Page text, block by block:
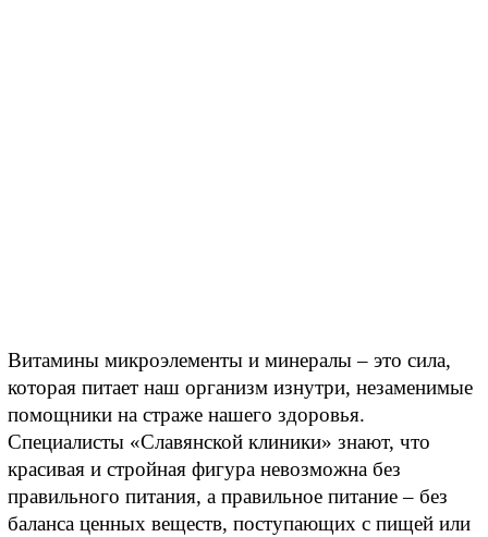
Витамины микроэлементы и минералы – это сила,
которая питает наш организм изнутри, незаменимые
помощники на страже нашего здоровья.
Специалисты «Славянской клиники» знают, что
красивая и стройная фигура невозможна без
правильного питания, а правильное питание – без
баланса ценных веществ, поступающих с пищей или